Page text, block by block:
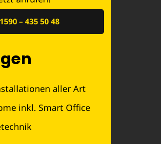
– 435 50 48
aller Art
inkl. Smart Office